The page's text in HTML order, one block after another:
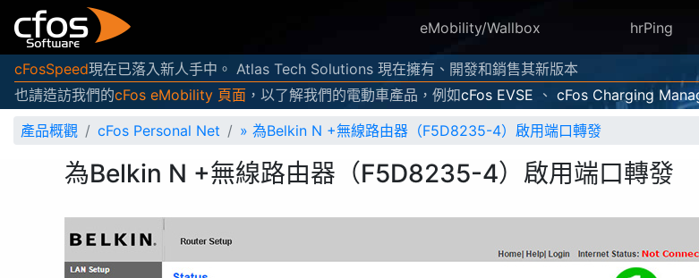
eMobility/Wallbox hrPing
cFosSpeed現在已落入新人手中。 Atlas Tech Solutions 現在擁有、開發和銷售其新版本
也請造訪我們的cFos eMobility 頁面 ，以了解我們的電動車產品，例如cFos EVSE 、 cFos Charging
產品概觀
cFos Personal Net » 為Belkin N +無線路由器（F5D8235-4）啟用端口轉發
為Belkin N +無線路由器（F5D8235-4）啟用端口轉發